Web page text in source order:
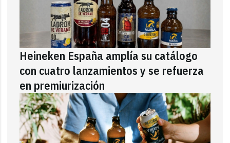
Heineken España amplía su catálogo
con cuatro lanzamientos y se refuerza
en premiurización